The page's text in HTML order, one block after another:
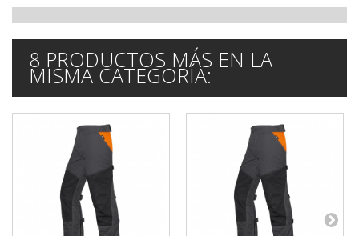
8 PRODUCTOS MÁS EN LA
MISMA CATEGORÍA: